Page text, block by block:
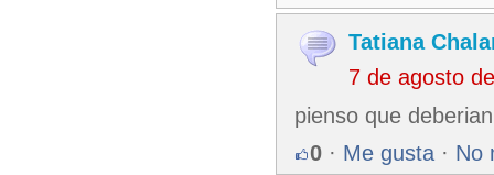
Tatiana
7 de agosto
pienso que
0 · Me gusta · No